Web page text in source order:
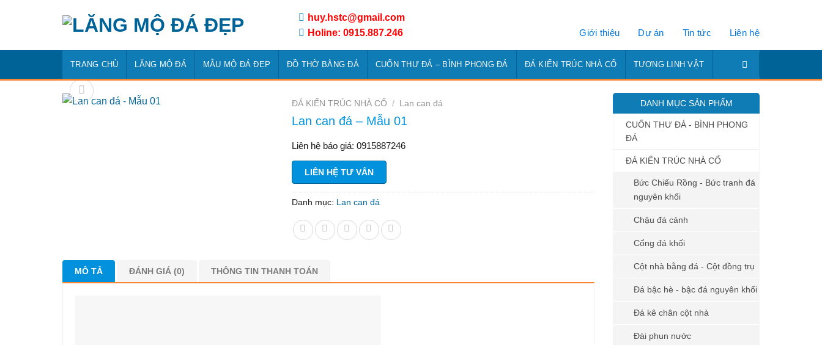
dung
huy.hstc@gmail.com
Holine: 0915.887.246
Giới thiệu Dự án Tin tức Liên hệ
TRANG CHỦ LĂNG MỘ ĐÁ MẪU MỘ ĐÁ ĐẸP ĐỒ THỜ BẰNG ĐÁ CUỐN THƯ ĐÁ – BÌNH PHONG ĐÁ ĐÁ KIẾN TRÚC NHÀ CỔ TƯỢNG LINH VẬT
DANH MỤC SẢN PHẨM
CUỐN THƯ ĐÁ - BÌNH PHONG
ĐÁ
ĐÁ KIẾN TRÚC NHÀ CỔ
Bức Chiếu Rồng - Bức tranh đá
nguyên khối
Chậu đá cảnh
Cổng đá khối
Cột nhà bằng đá - Cột đồng trụ
Đá bậc hè - bậc đá nguyên khối
Đá kê chân cột nhà
Đài phun nước
ĐÁ KIẾN TRÚC NHÀ CỔ / Lan can đá
Lan can đá – Mẫu 01
Liên hệ báo giá: 0915887246
LIÊN HỆ TƯ VẤN
Danh mục: Lan can đá
MÔ TẢ ĐÁNH GIÁ (0) THÔNG TIN THANH TOÁN